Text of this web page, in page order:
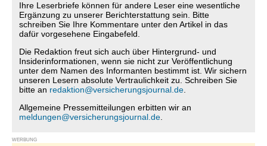
Ihre Leserbriefe können für andere Leser eine wesentliche
Ergänzung zu unserer Berichterstattung sein. Bitte
schreiben Sie Ihre Kommentare unter den Artikel in das
dafür vorgesehene Eingabefeld.
Die Redaktion freut sich auch über Hintergrund- und
Insiderinformationen, wenn sie nicht zur Veröffentlichung
unter dem Namen des Informanten bestimmt ist. Wir sichern
unseren Lesern absolute Vertraulichkeit zu. Schreiben Sie
bitte an redaktion@versicherungsjournal.de
Allgemeine Pressemitteilungen erbitten wir an
meldungen@versicherungsjournal.de
WERBUNG